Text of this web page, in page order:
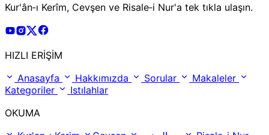
Kur'ân‑ı Kerîm, Cevşen ve Risale‑i Nur'a tek tıkla ulaşın.
Risale Online Youtube Hesabı
Risale Online Instagram Hesabı
Risale Online X Hesabı
HIZLI ERİŞİM
Anasayfa
Hakkımızda Sorular
Makaleler
Kategoriler
Istılahlar
OKUMA